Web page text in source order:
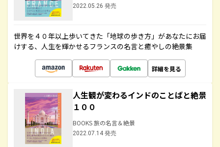
2022.05.26 発売
世界を４０年以上歩いてきた「地球の歩き方」があなたにお届
けする、人生を輝かせるフランスの名言と癒やしの絶景集
詳細を見る
人生観が変わるインドのことばと絶景
１００
BOOKS 旅の名言＆絶景
2022.07.14 発売